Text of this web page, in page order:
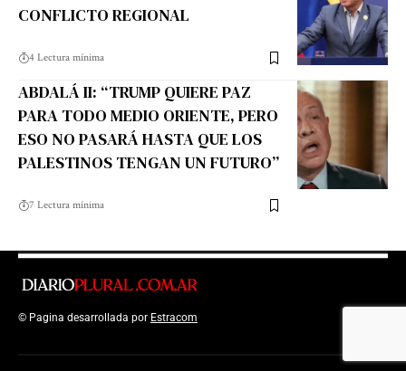
CONFLICTO REGIONAL
4 Lectura mínima
ABDALÁ II: “TRUMP QUIERE PAZ
PARA TODO MEDIO ORIENTE, PERO
ESO NO PASARÁ HASTA QUE LOS
PALESTINOS TENGAN UN FUTURO”
7 Lectura mínima
© Pagina desarrollada por Estracom